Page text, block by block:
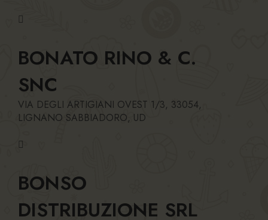
BONATO RINO & C.
SNC
VIA DEGLI ARTIGIANI OVEST 1/3, 33054,
LIGNANO SABBIADORO, UD
BONSO
DISTRIBUZIONE SRL